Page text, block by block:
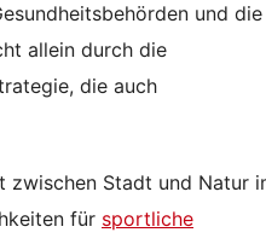
und die
allein durch die
die auch
zwischen Stadt und Natur
für sportliche